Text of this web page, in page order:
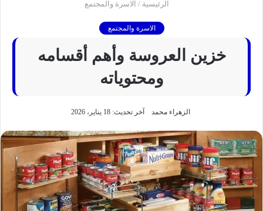
الرئيسية / الاسرة والمجتمع
الاسرة والمجتمع
خزين العروسة وأهم أقسامه
ومحتوياته
الزهراء محمد آخر تحديث: 18 يناير، 2026